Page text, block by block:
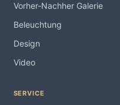
Vorher-Nachher Galerie
Beleuchtung
Design
Video
SERVICE